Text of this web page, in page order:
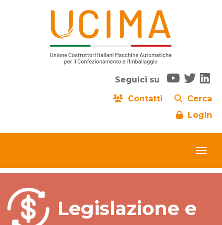
Seguici su
Contatti
Cerca
Login
Legislazione e